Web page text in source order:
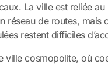
La ville est reliée au
réseau de routes, mais
restent difficiles
ville cosmopolite, où